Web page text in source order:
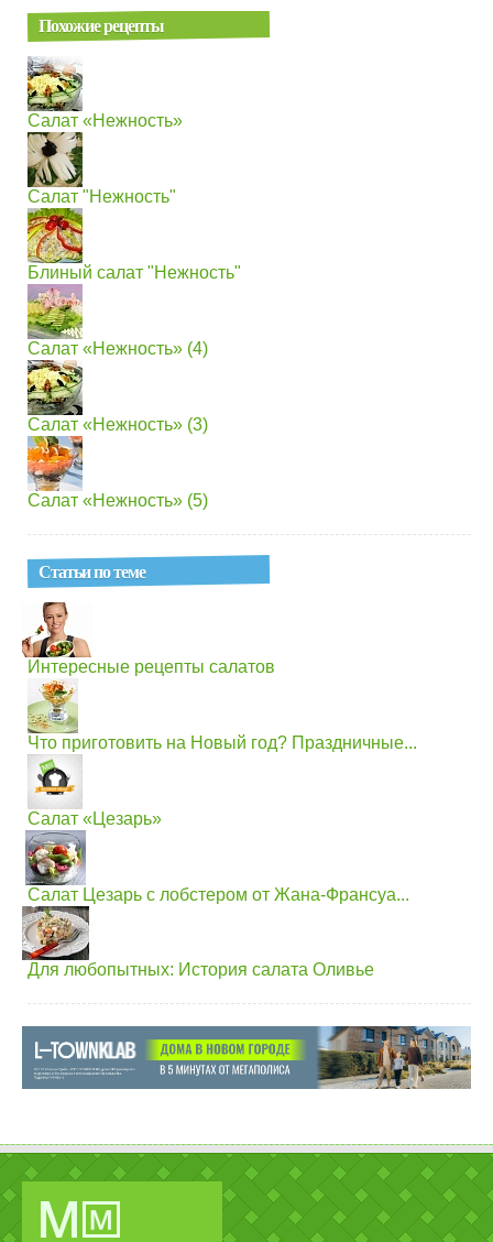
Похожие рецепты
Салат «Нежность»
Салат "Нежность"
Блиный салат "Нежность"
Салат «Нежность» (4)
Салат «Нежность» (3)
Салат «Нежность» (5)
Статьи по теме
Интересные рецепты салатов
Что приготовить на Новый год? Праздничные...
Салат «Цезарь»
Салат Цезарь с лобстером от Жана-Франсуа...
Для любопытных: История салата Оливье